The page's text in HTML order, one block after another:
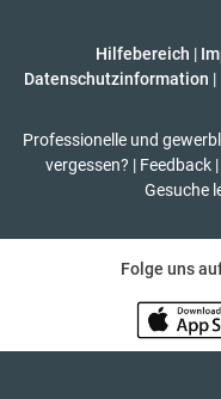
Hilfebereich |
Datenschutzinformation |
Professionelle und
vergessen? | Feedback |
Gesuche
Folge uns